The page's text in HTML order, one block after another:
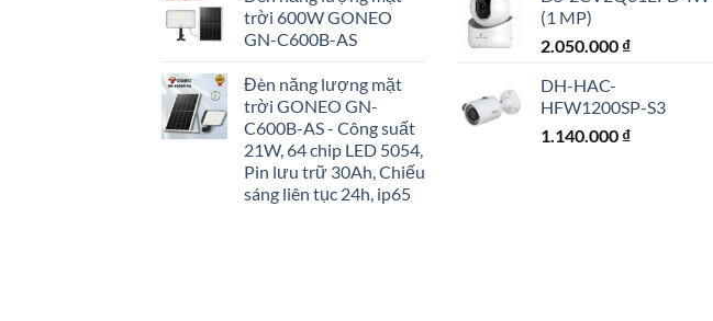
trời 600W GONEO
GN-C600B-AS
Đèn năng lượng mặt
trời GONEO GN-
C600B-AS - Công suất
21W, 64 chip LED 5054,
Pin lưu trữ 30Ah, Chiếu
sáng liên tục 24h, ip65
(1 MP)
2.050.000 ₫
DH-HAC-
HFW1200SP-S3
1.140.000 ₫